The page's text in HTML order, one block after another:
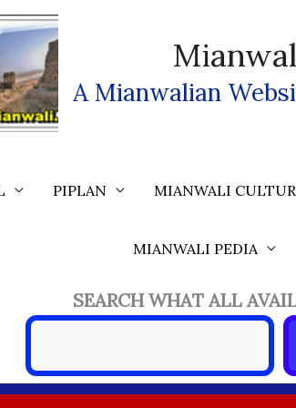
A Mianwalian
PIPLAN MIANWALI
MIANWALI PEDIA
SEARCH WHAT ALL